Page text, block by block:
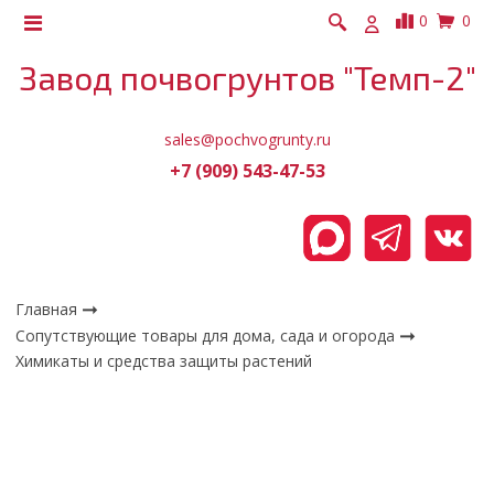
0 0
Завод почвогрунтов "Темп-2"
sales@pochvogrunty.ru
+7 (909) 543-47-53
Главная
Сопутствующие товары для дома, сада и огорода
Химикаты и средства защиты растений